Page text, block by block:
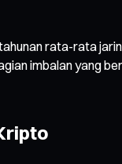
rata-rata
imbalan yang